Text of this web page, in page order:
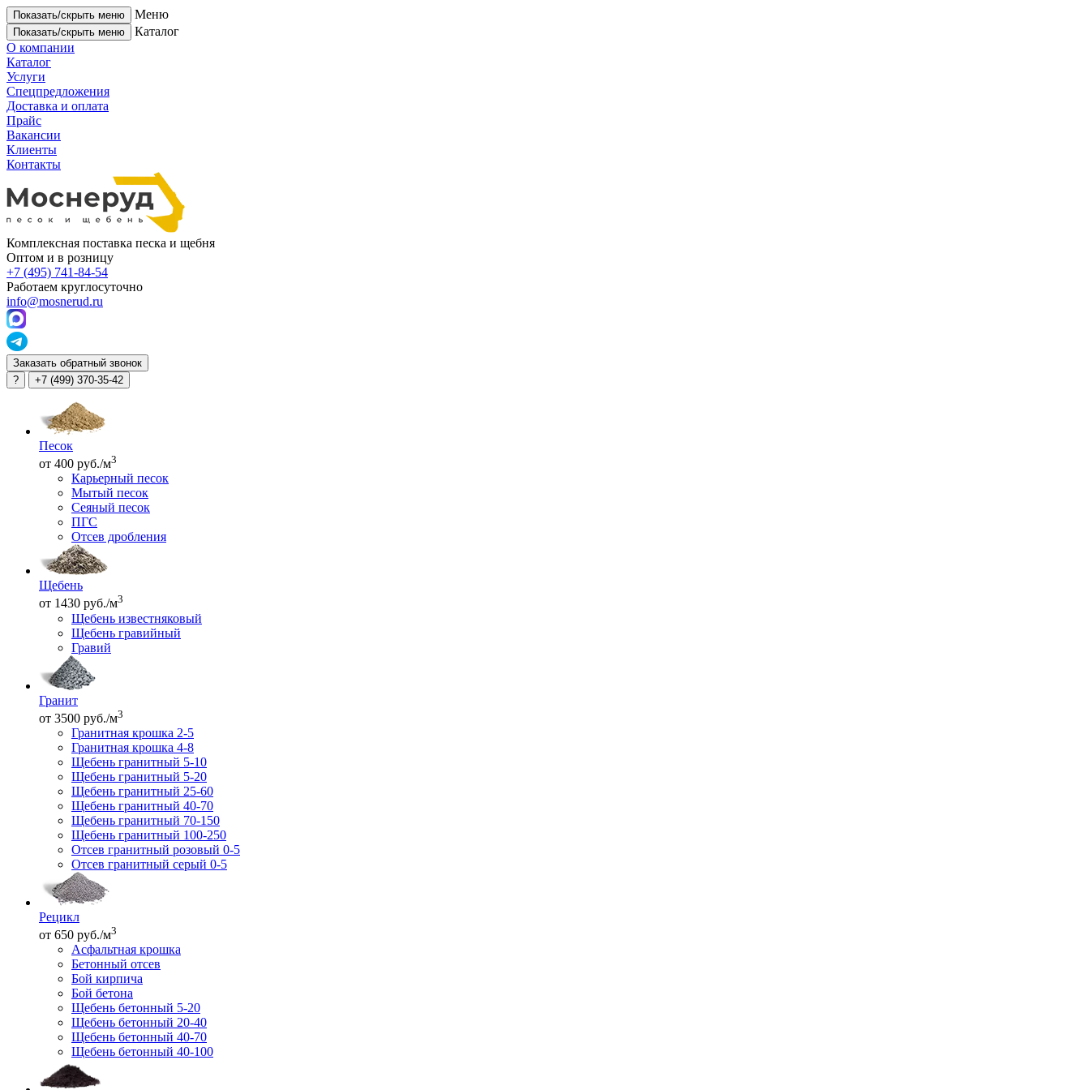
Показать/скрыть меню Меню
Показать/скрыть меню
Каталог
О компании
Каталог
Услуги
Спецпредложения
Доставка и оплата
Прайс
Вакансии
Клиенты
Контакты
Комплексная поставка песка и щебня
Оптом и в розницу
+7 (495) 741-84-54
Работаем круглосуточно
info@mosnerud.ru
Заказать обратный звонок
?
+7 (499) 370-35-42
Песок
от 400 руб./м3
Карьерный песок
Мытый песок
Сеяный песок
ПГС
Отсев дробления
Щебень
от 1430 руб./м3
Щебень известняковый
Щебень гравийный
Гравий
Гранит
от 3500 руб./м3
Гранитная крошка 2-5
Гранитная крошка 4-8
Щебень гранитный 5-10
Щебень гранитный 5-20
Щебень гранитный 25-60
Щебень гранитный 40-70
Щебень гранитный 70-150
Щебень гранитный 100-250
Отсев гранитный розовый 0-5
Отсев гранитный серый 0-5
Рецикл
от 650 руб./м3
Асфальтная крошка
Бетонный отсев
Бой кирпича
Бой бетона
Щебень бетонный 5-20
Щебень бетонный 20-40
Щебень бетонный 40-70
Щебень бетонный 40-100